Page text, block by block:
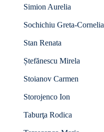
Simion Aurelia
Sochichiu Greta-Cornelia
Stan Renata
Ștefănescu Mirela
Stoianov Carmen
Storojenco Ion
Taburţa Rodica